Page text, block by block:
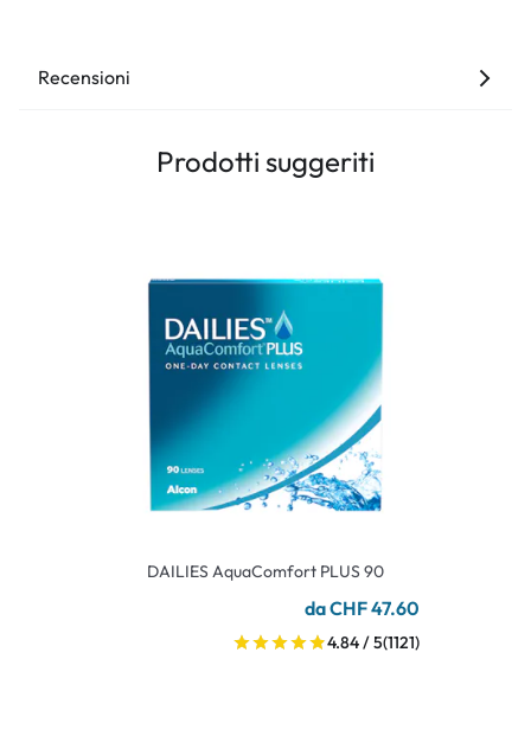
Recensioni
Prodotti suggeriti
DAILIES AquaComfort PLUS 90
da CHF 47.60
4.84 / 5(1121)